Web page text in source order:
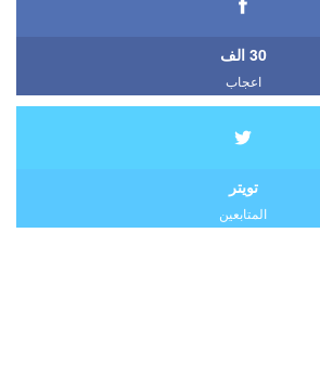
30 الف
اعجاب
تويتر
المتابعين